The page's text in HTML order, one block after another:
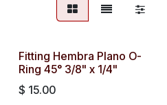
Fitting Hembra Plano O-
Ring 45° 3/8" x 1/4"
$ 15.00